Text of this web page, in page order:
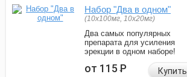
Набор "Два в одном"
(10x100мг, 10x20мг)
Два самых популярных
препарата для усиления
эрекции в одном наборе!
от 115Р Купить